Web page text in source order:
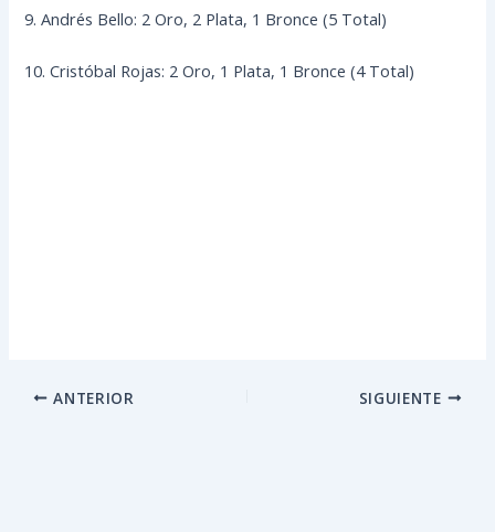
9. Andrés Bello: 2 Oro, 2 Plata, 1 Bronce (5 Total)
10. Cristóbal Rojas: 2 Oro, 1 Plata, 1 Bronce (4 Total)
ANTERIOR SIGUIENTE